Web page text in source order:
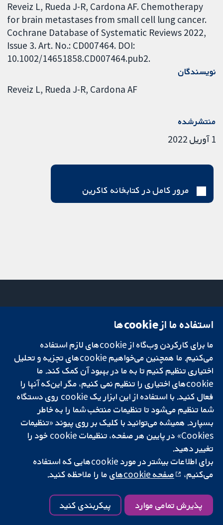
Reveiz L, Rueda J-R, Cardona AF. Chemotherapy
for brain metastases from small cell lung cancer.
Cochrane Database of Systematic Reviews 2022,
Issue 3. Art. No.: CD007464. DOI:
10.1002/14651858.CD007464.pub2.
نویسندگان
Reveiz L Rueda J-R Cardona AF
منتشرشده
1 آوریل 2022
مرور کامل در کتابخانه کاکرین
تحقیقات قابل
اعتماد.
تصمیم‌گیری آگاهانه.
سلامت بهتر.
میدان کاوندیش
لندن
W1G 0AN
بریتانیا
دفتر رسانه‌ای
درباره ما
فرصت‌های
شغلی
Cochrane
Library
شبکه همکاری کاکرین، یک مؤسسه خیریه (شماره 1045921) و یک شرکت با
و ولز است. شماره ثبت مالیات بر ارزش افزوده: GB 718 2127 49.
کپی‌رایت © ۲۰۲۵ همکاری کاکرین
شرایط و ضوابط وب‌سایت|سلب مسئولیت|حریم خصوصی
کوکی‌ها| تنظیمات کوکی
استفاده ما از cookie‌ها
ما برای کارکردن وب‌گاه از cookie‌های لازم استفاده
می‌کنیم. ما همچنین می‌خواهیم cookie‌های تجزیه و تحلیل
اختیاری تنظیم کنیم تا به ما در بهبود آن کمک کند. ما
cookie‌های اختیاری را تنظیم نمی کنیم، مگر این‌که آنها را
فعال کنید. با استفاده از این ابزار یک cookie‌ روی دستگاه
شما تنظیم می‌شود تا تنظیمات منتخب شما را به خاطر
بسپارد. همیشه می‌توانید با کلیک بر روی پیوند «تنظیمات
Cookies» در پایین هر صفحه، تنظیمات cookie‌ خود را
تغییر دهید.
برای اطلاعات بیشتر در مورد cookie‌هایی که استفاده
می‌کنیم،
صفحه cookie‌های ما را ملاحظه کنید.
پذیرش تمامی موارد پیکربندی کنید